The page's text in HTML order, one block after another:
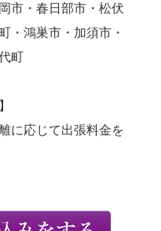
市・春日部市・松伏
・鴻巣市・加須市・
町
に応じて出張料金を